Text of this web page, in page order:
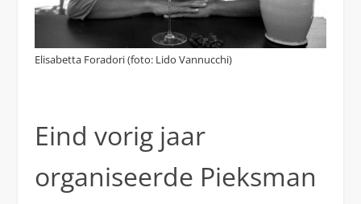
Elisabetta Foradori (foto: Lido Vannucchi)
Eind vorig jaar
organiseerde Pieksman